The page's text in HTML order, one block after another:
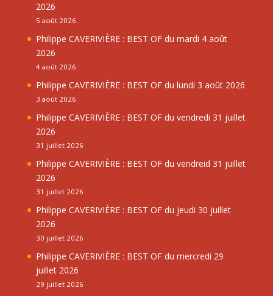
2026
5 août 2026
Philippe CAVERIVIÈRE : BEST OF du mardi 4 août
2026
4 août 2026
Philippe CAVERIVIÈRE : BEST OF du lundi 3 août 2026
3 août 2026
Philippe CAVERIVIÈRE : BEST OF du vendredi 31 juillet
2026
31 juillet 2026
Philippe CAVERIVIÈRE : BEST OF du vendreid 31 juillet
2026
31 juillet 2026
Philippe CAVERIVIÈRE : BEST OF du jeudi 30 juillet
2026
30 juillet 2026
Philippe CAVERIVIÈRE : BEST OF du mercredi 29
juillet 2026
29 juillet 2026